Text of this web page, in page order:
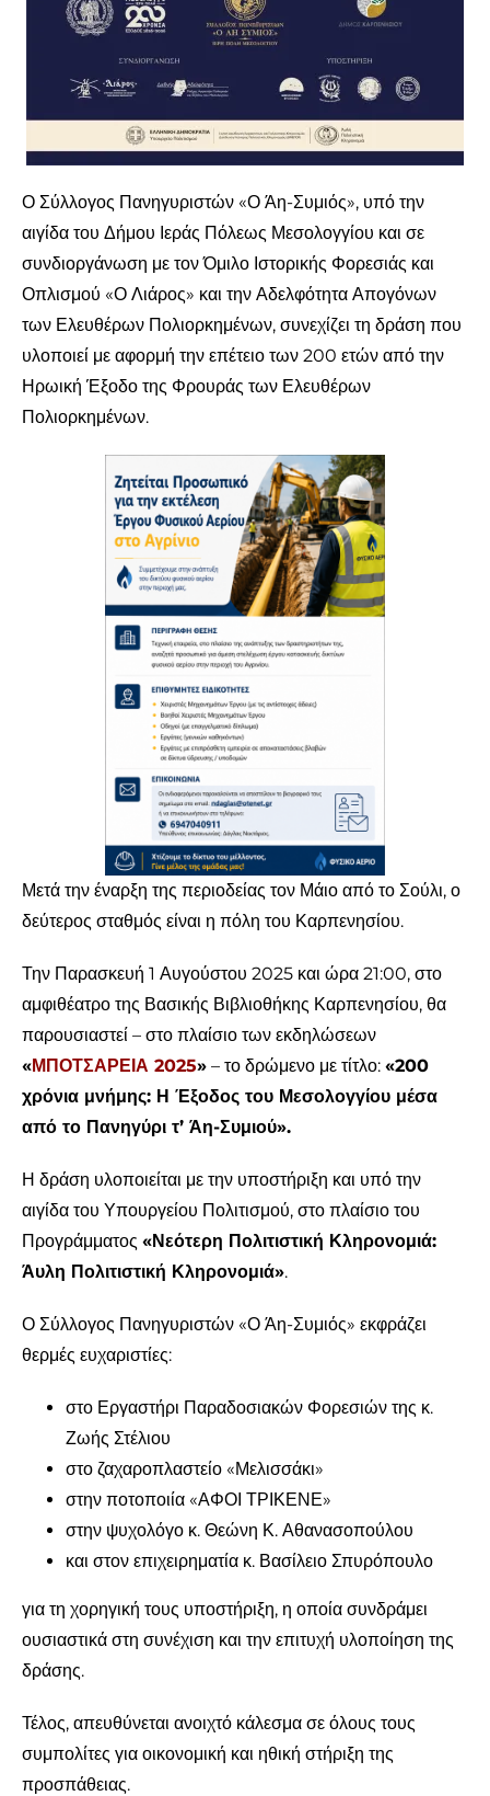
Ο Σύλλογος Πανηγυριστών «Ο Άη-Συμιός», υπό την
αιγίδα του Δήμου Ιεράς Πόλεως Μεσολογγίου και σε
συνδιοργάνωση με τον Όμιλο Ιστορικής Φορεσιάς και
Οπλισμού «Ο Λιάρος» και την Αδελφότητα Απογόνων
των Ελευθέρων Πολιορκημένων, συνεχίζει τη δράση που
υλοποιεί με αφορμή την επέτειο των 200 ετών από την
Ηρωική Έξοδο της Φρουράς των Ελευθέρων
Πολιορκημένων.
Μετά την έναρξη της περιοδείας τον Μάιο από το Σούλι, ο
δεύτερος σταθμός είναι η πόλη του Καρπενησίου.
Την Παρασκευή 1 Αυγούστου 2025 και ώρα 21:00, στο
αμφιθέατρο της Βασικής Βιβλιοθήκης Καρπενησίου, θα
παρουσιαστεί – στο πλαίσιο των εκδηλώσεων
«ΜΠΟΤΣΑΡΕΙΑ 2025» – το δρώμενο με τίτλο: «200
χρόνια μνήμης: Η Έξοδος του Μεσολογγίου μέσα
από το Πανηγύρι τ’ Άη-Συμιού».
Η δράση υλοποιείται με την υποστήριξη και υπό την
αιγίδα του Υπουργείου Πολιτισμού, στο πλαίσιο του
Προγράμματος «Νεότερη Πολιτιστική Κληρονομιά:
Άυλη Πολιτιστική Κληρονομιά».
Ο Σύλλογος Πανηγυριστών «Ο Άη-Συμιός» εκφράζει
θερμές ευχαριστίες:
στο Εργαστήρι Παραδοσιακών Φορεσιών της κ.
Ζωής Στέλιου
στο ζαχαροπλαστείο «Μελισσάκι»
στην ποτοποιία «ΑΦΟΙ ΤΡΙΚΕΝΕ»
στην ψυχολόγο κ. Θεώνη Κ. Αθανασοπούλου
και στον επιχειρηματία κ. Βασίλειο Σπυρόπουλο
για τη χορηγική τους υποστήριξη, η οποία συνδράμει
ουσιαστικά στη συνέχιση και την επιτυχή υλοποίηση της
δράσης.
Τέλος, απευθύνεται ανοιχτό κάλεσμα σε όλους τους
συμπολίτες για οικονομική και ηθική στήριξη της
προσπάθειας.